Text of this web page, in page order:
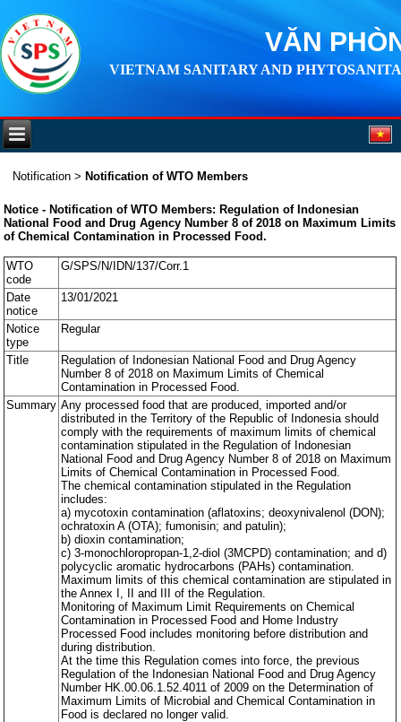
VĂN
VIETNAM SANITARY AND
Notification > Notification of WTO Members
Notice - Notification of WTO Members: Regulation of Indonesian
National Food and Drug Agency Number 8 of 2018 on Maximum Limits
of Chemical Contamination in Processed Food.
WTO
code
G/SPS/N/IDN/137/Corr.1
Date
notice
13/01/2021
Notice
type
Regular
Title
Regulation of Indonesian National Food and Drug Agency
Number 8 of 2018 on Maximum Limits of Chemical
Contamination in Processed Food.
Summary Any processed food that are produced, imported and/or
distributed in the Territory of the Republic of Indonesia should
comply with the requirements of maximum limits of chemical
contamination stipulated in the Regulation of Indonesian
National Food and Drug Agency Number 8 of 2018 on Maximum
Limits of Chemical Contamination in Processed Food.
The chemical contamination stipulated in the Regulation
includes:
a) mycotoxin contamination (aflatoxins; deoxynivalenol (DON);
ochratoxin A (OTA); fumonisin; and patulin);
b) dioxin contamination;
c) 3-monochloropropan-1,2-diol (3MCPD) contamination; and d)
polycyclic aromatic hydrocarbons (PAHs) contamination.
Maximum limits of this chemical contamination are stipulated in
the Annex I, II and III of the Regulation.
Monitoring of Maximum Limit Requirements on Chemical
Contamination in Processed Food and Home Industry
Processed Food includes monitoring before distribution and
during distribution.
At the time this Regulation comes into force, the previous
Regulation of the Indonesian National Food and Drug Agency
Number HK.00.06.1.52.4011 of 2009 on the Determination of
Maximum Limits of Microbial and Chemical Contamination in
Food is declared no longer valid.